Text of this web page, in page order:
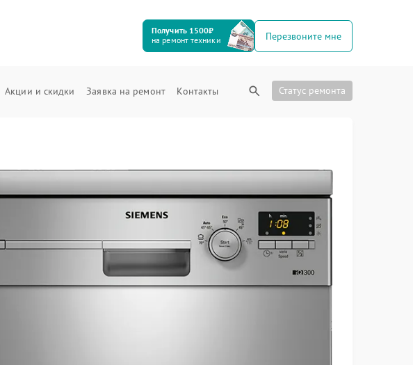
Получить 1500₽
на ремонт техники
Перезвоните мне
Акции и скидки Заявка на ремонт Контакты Статус ремонта